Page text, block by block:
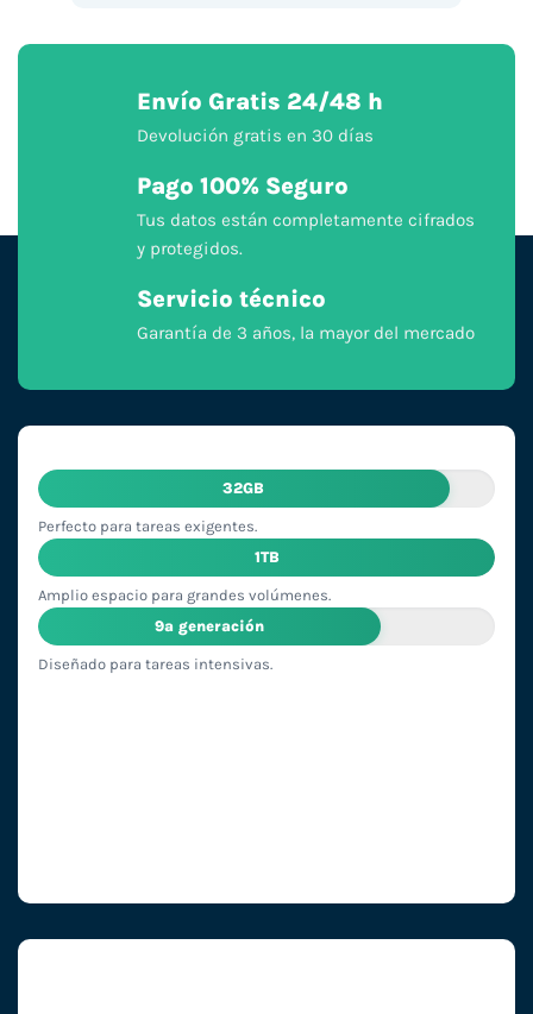
Envío Gratis 24/48 h
Devolución gratis en 30 días
Pago 100% Seguro
Tus datos están completamente cifrados
y protegidos.
Servicio técnico
Garantía de 3 años, la mayor del mercado
32GB
Perfecto para tareas exigentes.
1TB
Amplio espacio para grandes volúmenes.
9ª generación
Diseñado para tareas intensivas.